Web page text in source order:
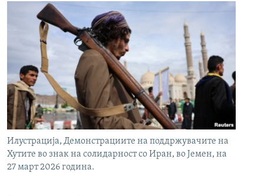
Илустрација, Демонстрациите на поддржувачите на
Хутите во знак на солидарност со Иран, во Јемен, на
27 март 2026 година.